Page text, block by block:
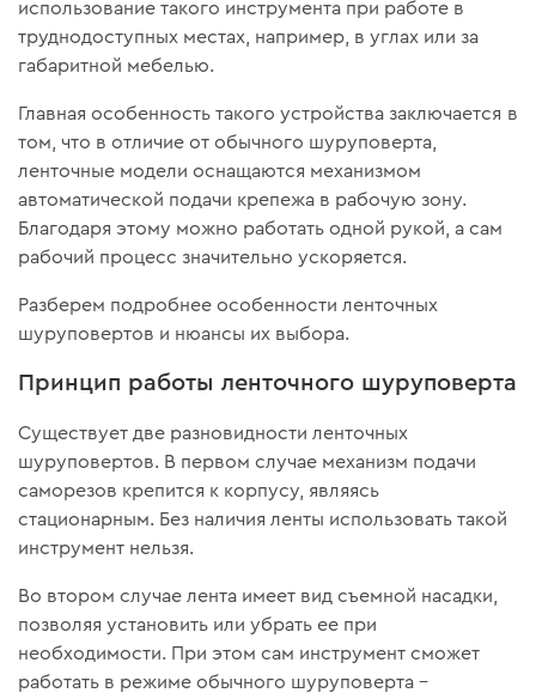
использование такого инструмента при работе в
труднодоступных местах, например, в углах или за
габаритной мебелью.
Главная особенность такого устройства заключается в
том, что в отличие от обычного шуруповерта,
ленточные модели оснащаются механизмом
автоматической подачи крепежа в рабочую зону.
Благодаря этому можно работать одной рукой, а сам
рабочий процесс значительно ускоряется.
Разберем подробнее особенности ленточных
шуруповертов и нюансы их выбора.
Принцип работы ленточного шуруповерта
Существует две разновидности ленточных
шуруповертов. В первом случае механизм подачи
саморезов крепится к корпусу, являясь
стационарным. Без наличия ленты использовать такой
инструмент нельзя.
Во втором случае лента имеет вид съемной насадки,
позволяя установить или убрать ее при
необходимости. При этом сам инструмент сможет
работать в режиме обычного шуруповерта –